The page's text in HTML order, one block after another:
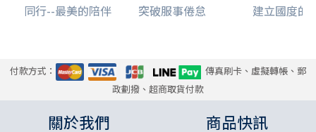
同行--最美的陪伴 突破服事倦怠 建立國度的
付款方式：
傳真刷卡、虛擬轉帳、郵
政劃撥、超商取貨付款
關於我們 商品快訊